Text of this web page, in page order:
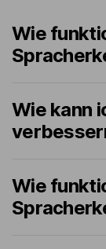
Wie
Wie kann
Wie